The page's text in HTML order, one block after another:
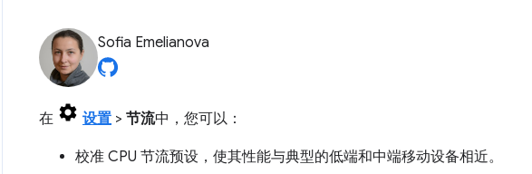
Sofia Emelianova
在 设置 > 节流中，您可以：
校准 CPU 节流预设，使其性能与典型的低端和中端移动设备相近。